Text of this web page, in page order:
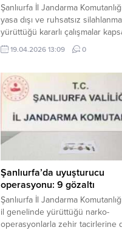
Şanlıurfa İl Jandarma
yasa dışı ve ruhsatsız
yürüttüğü kararlı çalışmalar
Bozova ilçesinde bir ikamete
düzenledi. Yapılan aramada çok
mühimmat ele geçirildi. Haber
Şanlıurfa Valiliği İl Basın ve
Müdürlüğü tarafından yapılan
göre; 17 Nisan...
19.04.2026 13:09 0
Şanlıurfa’da uyuşturucu
operasyonu: 9 gözaltı
Şanlıurfa İl Jandarma
il genelinde yürüttüğü narko-
operasyonlarla zehir tacirlerine